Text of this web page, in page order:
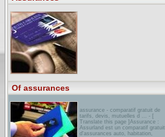
Of assurances
assurance - comparatif gratuit de
tarifs, devis, mutuelles d ... - [
Translate this page ]Assurance :
Assurland est un comparatif gratuit
d'assurances auto, habitation,